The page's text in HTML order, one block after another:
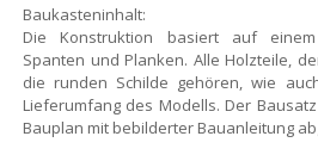
Baukasteninhalt:
Die Konstruktion basiert auf einem
Spanten und Planken. Alle Holzteile,
die runden Schilde gehören, wie
Lieferumfang des Modells. Der
Bauplan mit bebilderter Bauanleitung